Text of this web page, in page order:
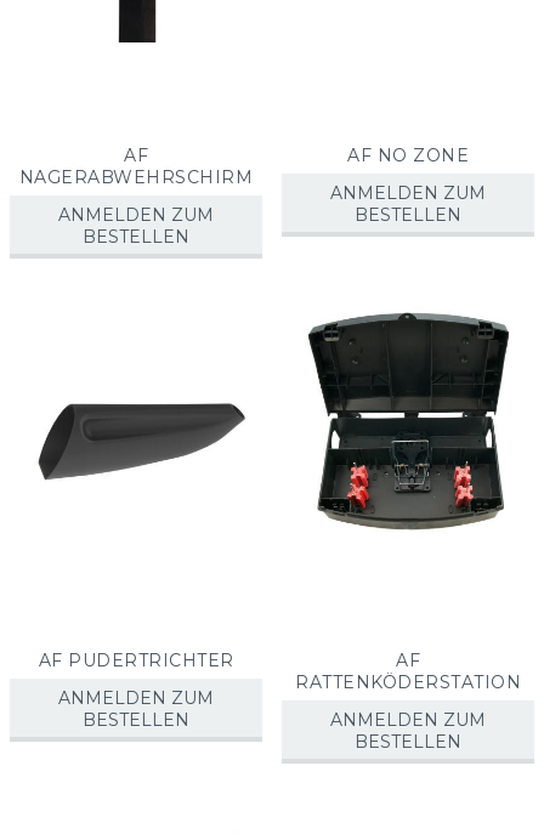
AF
NAGERABWEHRSCHIRM
ANMELDEN ZUM
BESTELLEN
AF NO ZONE
ANMELDEN ZUM
BESTELLEN
AF PUDERTRICHTER
ANMELDEN ZUM
BESTELLEN
AF
RATTENKÖDERSTATION
ANMELDEN ZUM
BESTELLEN